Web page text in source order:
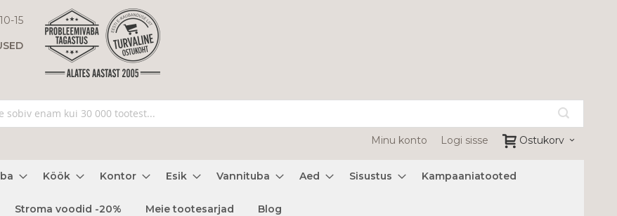
15
Ostukorv
Minu konto Logi sisse
Köök Kontor Esik Vannituba Aed Sisustus Kampaaniatooted
Stroma voodid -20% Meie tootesarjad Blog